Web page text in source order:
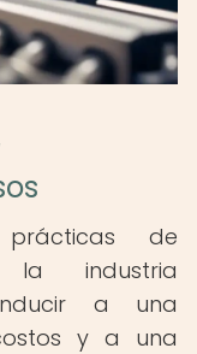
de
industria
a una
y a una